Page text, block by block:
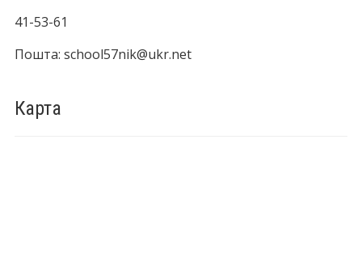
41-53-61
Пошта: school57nik@ukr.net
Карта